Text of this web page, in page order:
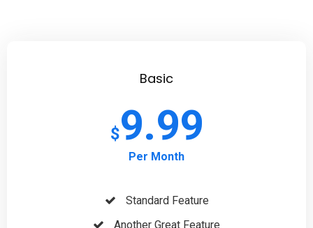
Basic
$9.99
Per Month
Standard Feature
Another Great Feature